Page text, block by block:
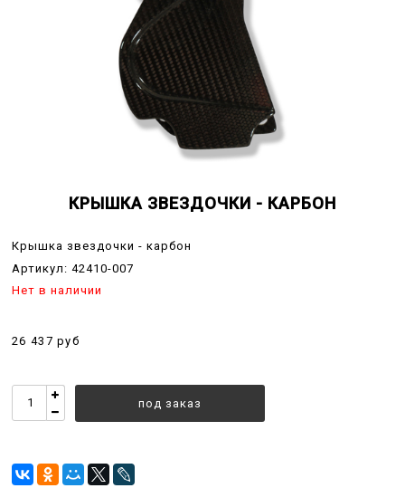
КРЫШКА ЗВЕЗДОЧКИ - КАРБОН
Крышка звездочки - карбон
Артикул: 42410-007
Нет в наличии
26 437 руб
под заказ